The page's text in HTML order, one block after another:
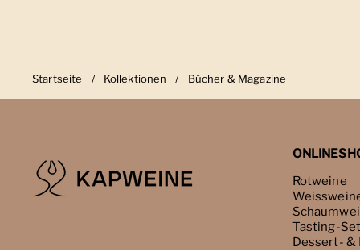
Startseite / Kollektionen / Bücher & Magazine
Rotweine
Tasting-
Dessert- &